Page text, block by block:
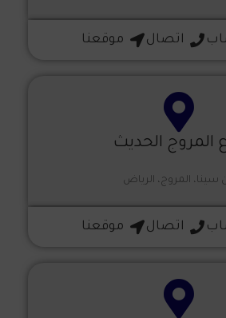
اتصال موقعنا
المروج الحديث
سينا، المروج، الرياض
اتصال موقعنا